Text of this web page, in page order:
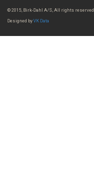
© 2015, Birk-Dahl A/S, All rights reserved.
Designed byVK Data